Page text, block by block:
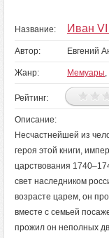
Название: Иван
Автор: Евгений
Жанр: Мемуары,
Рейтинг:
Описание:
Несчастнейшей из
героя этой книги,
царствования
свет наследником
возрасте царем, он
вместе с семьей
прожил он неполных